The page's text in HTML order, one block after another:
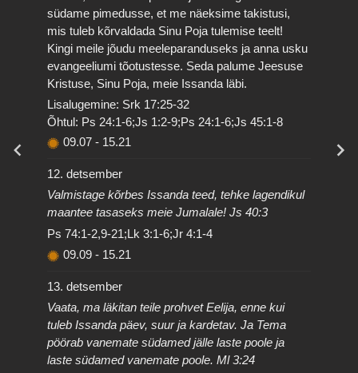
südame pimedusse, et me näeksime takistusi,
mis tuleb kõrvaldada Sinu Poja tulemise teelt!
Kingi meile jõudu meeleparanduseks ja anna usku
evangeeliumi tõotustesse. Seda palume Jeesuse
Kristuse, Sinu Poja, meie Issanda läbi.
Lisalugemine: Srk 17:25-32
Õhtul: Ps 24:1-6;Js 1:2-9;Ps 24:1-6;Js 45:1-8
09.07 - 15.21
12. detsember
Valmistage kõrbes Issanda teed, tehke lagendikul
maantee tasaseks meie Jumalale! Js 40:3
Ps 74:1-2,9-21;Lk 3:1-6;Jr 4:1-4
09.09 - 15.21
13. detsember
Vaata, ma läkitan teile prohvet Eelija, enne kui
tuleb Issanda päev, suur ja kardetav. Ja Tema
pöörab vanemate südamed jälle laste poole ja
laste südamed vanemate poole. Ml 3:24